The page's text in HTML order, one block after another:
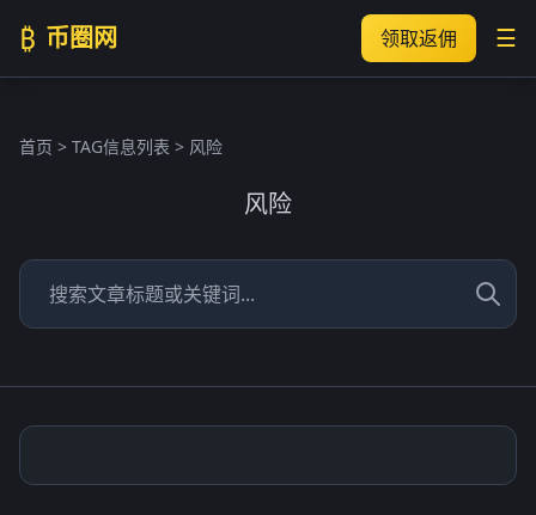
₿ 币圈网 领取返佣 ☰
首页 > TAG信息列表 > 风险
风险